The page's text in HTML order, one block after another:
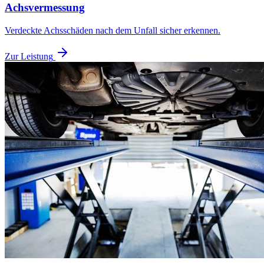
Achsvermessung
Verdeckte Achsschäden nach dem Unfall sicher erkennen.
Zur Leistung